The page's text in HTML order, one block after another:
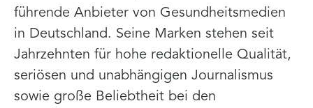
führende Anbieter von Gesundheitsmedien
in Deutschland. Seine Marken stehen seit
Jahrzehnten für hohe redaktionelle Qualität,
seriösen und unabhängigen Journalismus
sowie große Beliebtheit bei den